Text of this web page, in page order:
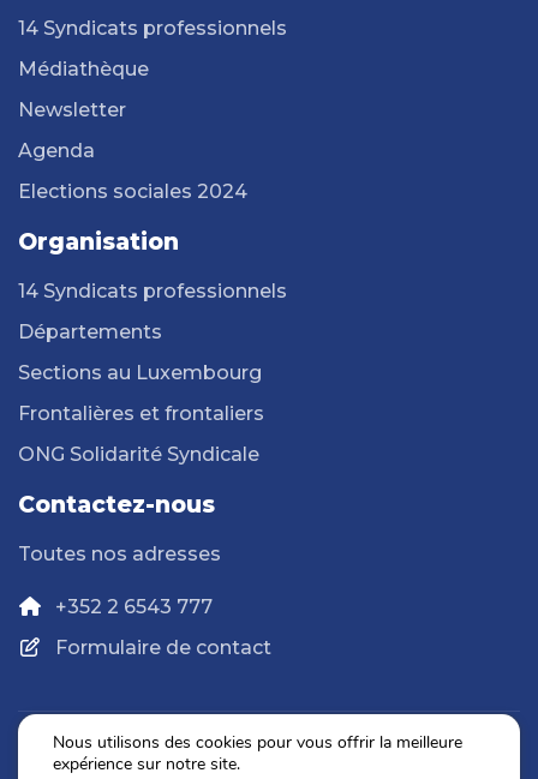
14 Syndicats professionnels
Médiathèque
Newsletter
Agenda
Elections sociales 2024
Organisation
14 Syndicats professionnels
Départements
Sections au Luxembourg
Frontalières et frontaliers
ONG Solidarité Syndicale
Contactez-nous
Toutes nos adresses
+352 2 6543 777
Formulaire de contact
Politique de confidentialité
Nous utilisons des cookies pour vous offrir la meilleure
expérience sur notre site.